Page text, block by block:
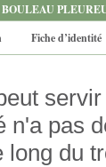
Fiche d’identité
n'a pas
long du